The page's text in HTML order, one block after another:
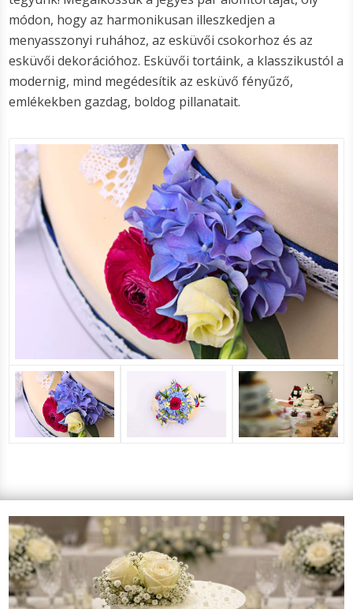
módon, hogy az harmonikusan illeszkedjen a
menyasszonyi ruhához, az esküvői csokorhoz és az
esküvői dekorációhoz. Esküvői tortáink, a klasszikustól a
modernig, mind megédesítik az esküvő fényűző,
emlékekben gazdag, boldog pillanatait.